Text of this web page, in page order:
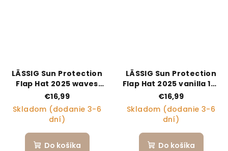
LÄSSIG Sun Protection
Flap Hat 2025 waves
sea salt 07-18 mo.
€16,99
Skladom (dodanie 3-6
dní)
Do košíka
LÄSSIG Sun Protection
Flap Hat 2025 vanilla 19-
36 mo.
€16,99
Skladom (dodanie 3-6
dní)
Do košíka